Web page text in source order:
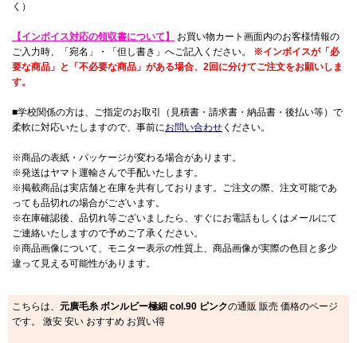
く）
【インボイス対応の領収書について】
お買い物カート画面内のお客様情報の
ご入力時、「宛名」・「但し書き」へご記入ください。 ※インボイスが「必
要な商品」と「不必要な商品」がある場合、2回に分けてご注文をお願いしま
す。
■学校関係の方は、ご指定のお取引（見積書・請求書・納品書・後払い等）で
柔軟に対応いたしますので、事前にお問い合わせ ください。
※商品の表紙・パッケージが変わる場合があります。
※発送はヤマト運輸さんで手配いたします。
※掲載商品は実店舗と在庫を共有しております。ご注文の際、注文可能であ
っても品切れの場合がございます。
※在庫確認後、品切れ等ございましたら、すぐにお電話もしくはメールにて
ご連絡いたしますので予めご了承ください。
※商品画像について、モニター表示の性質上、商品画像が実際の色目と多少
違って見える可能性があります。
こちらは、 元廣毛糸 ボンルビー極細 col.90 ピンクの通販 販売 価格のページ
です。 激安 安い おすすめ お買い得